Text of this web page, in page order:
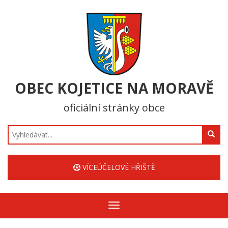
OBEC KOJETICE NA MORAVĚ
oficiální stránky obce
Hledat
VÍCEÚČELOVÉ HŘIŠTĚ
Zobrazit/skrýt
navigaci